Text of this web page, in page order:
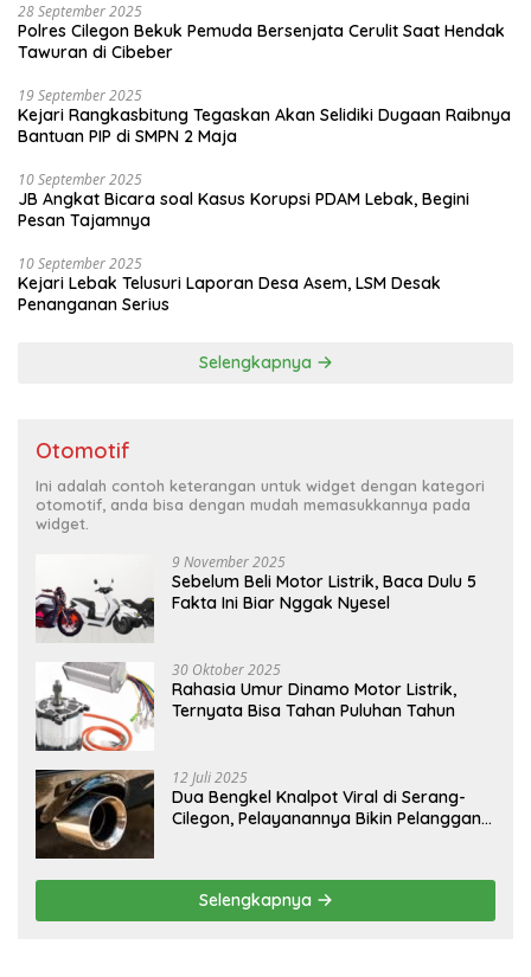
28 September 2025
Polres Cilegon Bekuk Pemuda Bersenjata Cerulit Saat Hendak
Tawuran di Cibeber
19 September 2025
Kejari Rangkasbitung Tegaskan Akan Selidiki Dugaan Raibnya
Bantuan PIP di SMPN 2 Maja
10 September 2025
JB Angkat Bicara soal Kasus Korupsi PDAM Lebak, Begini
Pesan Tajamnya
10 September 2025
Kejari Lebak Telusuri Laporan Desa Asem, LSM Desak
Penanganan Serius
Selengkapnya
Otomotif
Ini adalah contoh keterangan untuk widget dengan kategori
otomotif, anda bisa dengan mudah memasukkannya pada
widget.
9 November 2025
Sebelum Beli Motor Listrik, Baca Dulu 5
Fakta Ini Biar Nggak Nyesel
30 Oktober 2025
Rahasia Umur Dinamo Motor Listrik,
Ternyata Bisa Tahan Puluhan Tahun
12 Juli 2025
Dua Bengkel Knalpot Viral di Serang-
Cilegon, Pelayanannya Bikin Pelanggan
Selengkapnya